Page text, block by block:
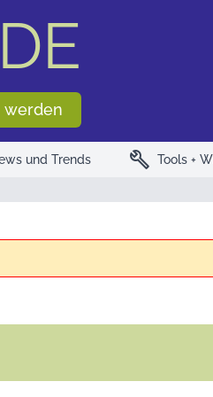
werden
und Trends build Tools +